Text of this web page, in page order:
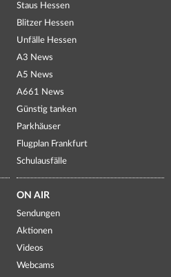
Staus Hessen
Blitzer Hessen
Unfälle Hessen
A3 News
A5 News
A661 News
Günstig tanken
Parkhäuser
Flugplan Frankfurt
Schulausfälle
ON AIR
Sendungen
Aktionen
Videos
Webcams